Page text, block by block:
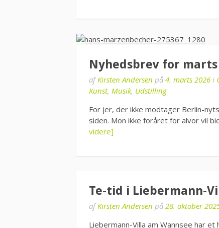
Nyhedsbrev for marts
afKirsten Andersen på 4. marts 2026 i
Kunst, Musik, Udstilling
For jer, der ikke modtager Berlin-
siden. Mon ikke foråret for alvor vil
videre]
Te-tid i Liebermann-
afKirsten Andersen på 28. oktober
Liebermann-Villa am Wannsee har